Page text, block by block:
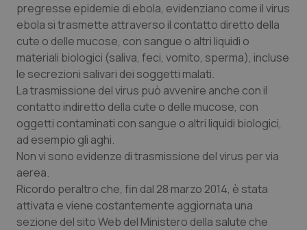
pregresse epidemie di ebola, evidenziano come il virus
ebola si trasmette attraverso il contatto diretto della
cute o delle mucose, con sangue o altri liquidi o
materiali biologici (saliva, feci, vomito, sperma), incluse
le secrezioni salivari dei soggetti malati.
La trasmissione del virus può avvenire anche con il
contatto indiretto della cute o delle mucose, con
oggetti contaminati con sangue o altri liquidi biologici,
ad esempio gli aghi.
Non vi sono evidenze di trasmissione del virus per via
aerea.
Ricordo peraltro che, fin dal 28 marzo 2014, è stata
attivata e viene costantemente aggiornata una
sezione del sito Web del Ministero della salute che